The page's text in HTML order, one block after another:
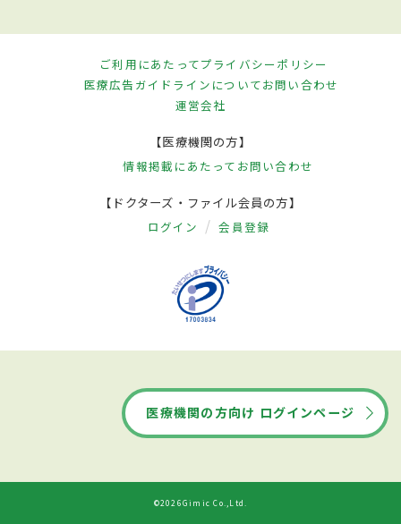
ご利用にあたってプライバシーポリシー
医療広告ガイドラインについてお問い合わせ
運営会社
【医療機関の方】
情報掲載にあたって お問い合わせ
【ドクターズ・ファイル会員の方】
ログイン 会員登録
医療機関の方向け ログインページ
©2026Gimic Co.,Ltd.